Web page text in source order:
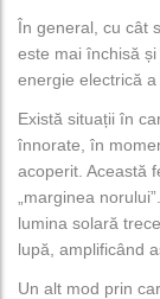
În general, cu cât
este mai închisă
energie electrică
Există situații în
înnorate, în
acoperit. Această
„marginea
lumina solară
lupă, amplificând
Un alt mod prin